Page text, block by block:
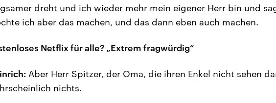
dreht und ich wieder mehr mein eigener Herr bin und
ich aber das machen, und das dann eben auch machen.
Netflix für alle? „Extrem fragwürdig“
Aber Herr Spitzer, der Oma, die ihren Enkel nicht sehen
nichts.